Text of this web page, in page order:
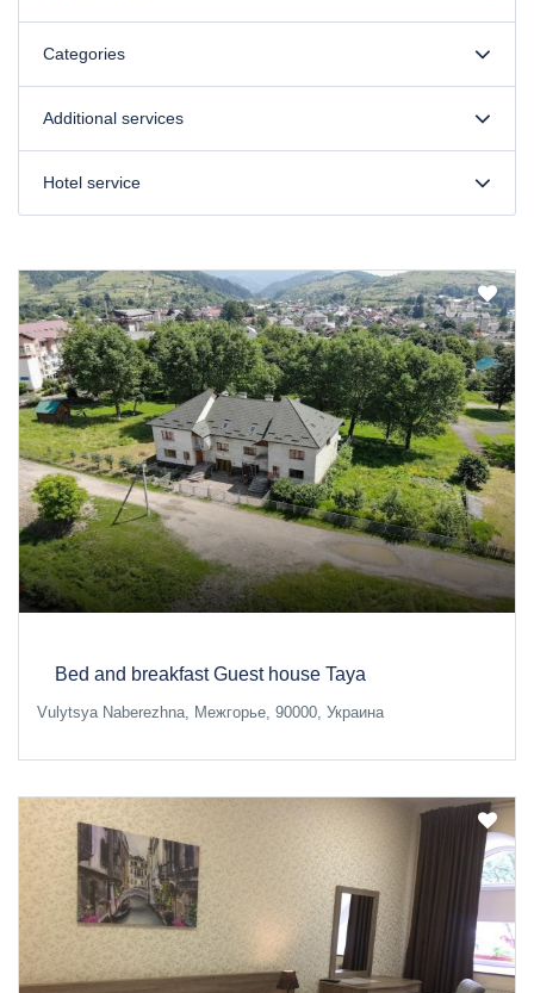
Categories
Additional services
Hotel service
Bed and breakfast Guest house Taya
Vulytsya Naberezhna, Межгорье, 90000, Украина